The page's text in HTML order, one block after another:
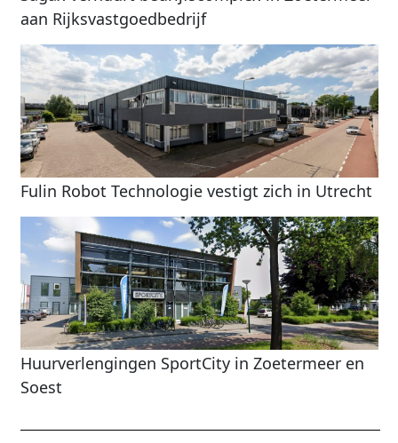
aan Rijksvastgoedbedrijf
Fulin Robot Technologie vestigt zich in Utrecht
Huurverlengingen SportCity in Zoetermeer en
Soest